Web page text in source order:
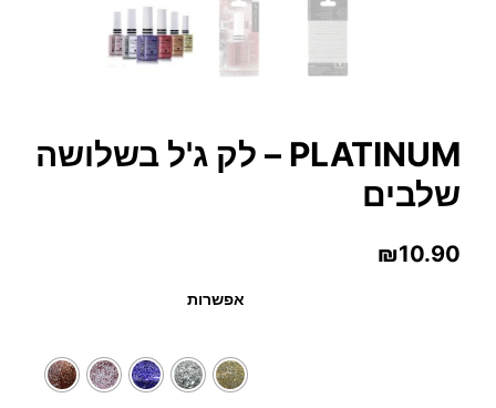
PLATINUM – לק ג'ל בשלושה
שלבים
₪10.90
אפשרות